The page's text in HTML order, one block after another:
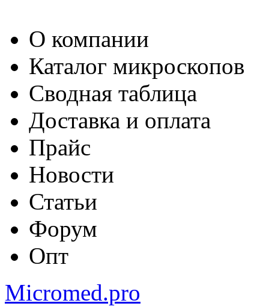
О компании
Каталог микроскопов
Сводная таблица
Доставка и оплата
Прайс
Новости
Статьи
Форум
Опт
Micromed.pro